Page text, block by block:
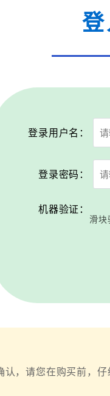
登录用户名：
登录密码：
机器验证：
滑块
，请您在购买前，